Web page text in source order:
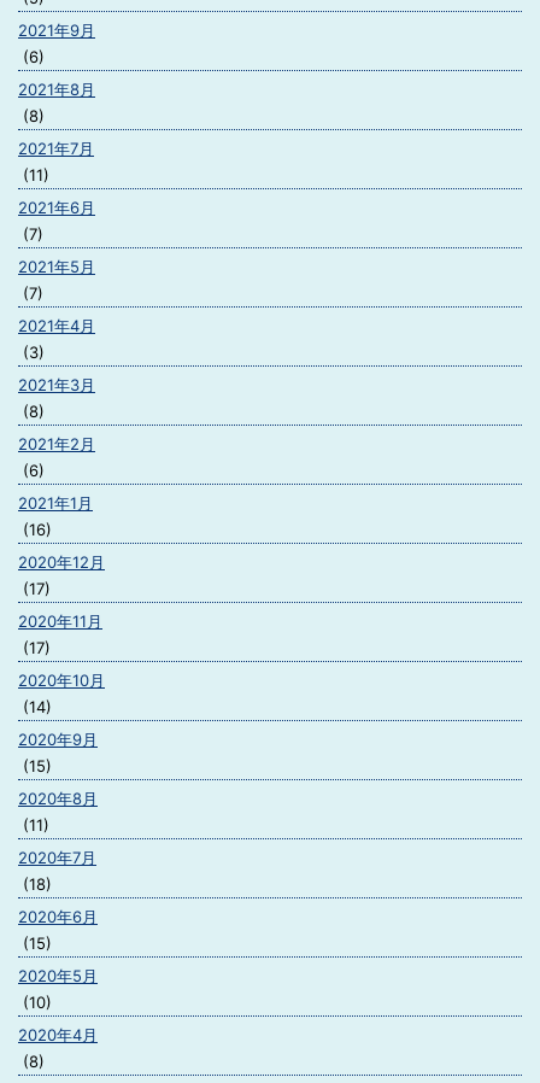
2021年9月
(6)
2021年8月
(8)
2021年7月
(11)
2021年6月
(7)
2021年5月
(7)
2021年4月
(3)
2021年3月
(8)
2021年2月
(6)
2021年1月
(16)
2020年12月
(17)
2020年11月
(17)
2020年10月
(14)
2020年9月
(15)
2020年8月
(11)
2020年7月
(18)
2020年6月
(15)
2020年5月
(10)
2020年4月
(8)